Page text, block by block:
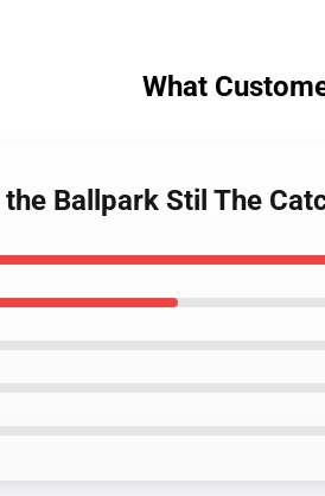
What
Ballpark Stil The